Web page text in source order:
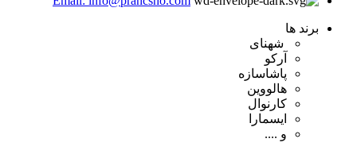
برند ها
شهنای
آرکو
پاشاسازه
هالووین
کارنوال
ایسمارا
و ....